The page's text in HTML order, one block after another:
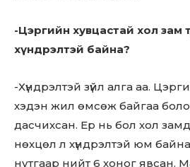
Don't
out!
-Цэргийн хувцастай хол зам
хүндрэлтэй байна?
-Хүндрэлтэй зүйл алга аа.
хэдэн жил өмсөж байгаа
дасчихсан. Ер нь бол хол
нөхцөл л хүндрэлтэй юм
нутгаар нийт 6 хоног явсан.